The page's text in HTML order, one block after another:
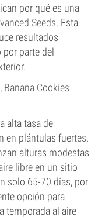
por qué es una
Seeds. Esta
resultados
parte del
Banana Cookies
alta tasa de
en plántulas fuertes.
alturas modestas
libre en un sitio
solo 65-70 días, por
opción para
temporada al aire